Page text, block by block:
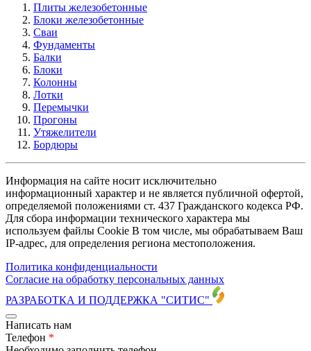
Плиты железобетонные
Блоки железобетонные
Сваи
Фундаменты
Балки
Блоки
Колонны
Лотки
Перемычки
Прогоны
Утяжелители
Бордюры
Информация на сайте носит исключительно
информационный характер и не является публичной офертой,
определяемой положениями ст. 437 Гражданского кодекса РФ.
Для сбора информации технического характера мы
используем файлы Cookie В том числе, мы обрабатываем Ваш
IP-адрес, для определения региона местоположения.
Политика конфиденциальности
Согласие на обработку персональных данных
РАЗРАБОТКА И ПОДДЕРЖКА "СИТИС"
Написать нам
Телефон *